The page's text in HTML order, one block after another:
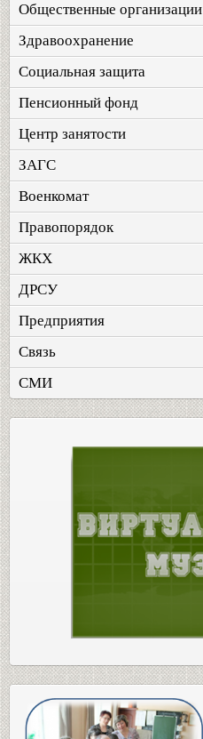
Общественные организации
Здравоохранение
Социальная защита
Пенсионный фонд
Центр занятости
ЗАГС
Военкомат
Правопорядок
ЖКХ
ДРСУ
Предприятия
Связь
СМИ